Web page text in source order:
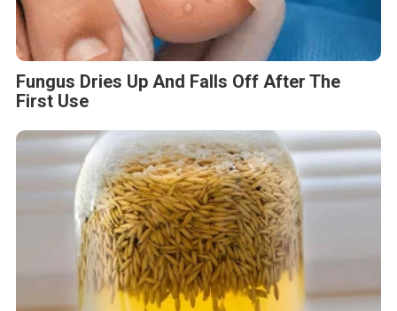
Fungus Dries Up And Falls Off After The
First Use